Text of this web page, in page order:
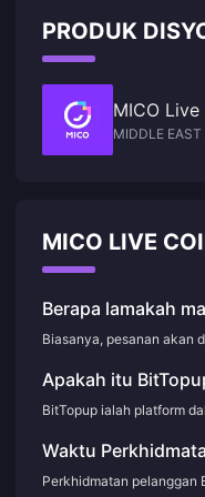
berdedikasi yang
kadar sebanyak 10–15%.
akhir tersebut akan
PRODUK
MICO
MIDDLE
MICO LIVE
Berapa lamakah
Biasanya, pesanan akan
Apakah itu
BitTopup ialah platform
Waktu
Perkhidmatan pelanggan